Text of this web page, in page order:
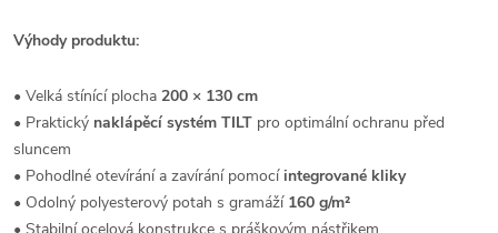
Výhody produktu:
• Velká stínící plocha 200 × 130 cm
• Praktický naklápěcí systém TILT pro optimální ochranu před
sluncem
• Pohodlné otevírání a zavírání pomocíintegrované kliky
• Odolný polyesterový potah s gramáží 160 g/m²